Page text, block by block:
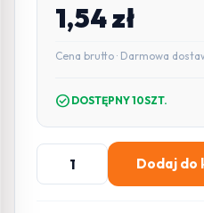
1,54zł
Cena brutto · Darmowa
check_circle DOSTĘPNY 10SZT.
ilość
WTYK
Dodaj do